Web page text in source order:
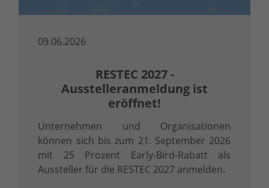
09.06.2026
RESTEC 2027 -
Ausstelleranmeldung ist
eröffnet!
Unternehmen und Organisationen
können sich bis zum 21. September 2026
mit 25 Prozent Early-Bird-Rabatt als
Aussteller für die RESTEC 2027 anmelden.